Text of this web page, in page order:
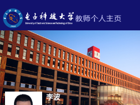
李波